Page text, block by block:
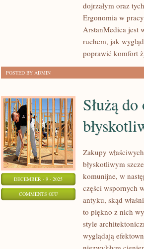
REHABILITACJA
dojrzałym oraz
Ergonomia w
ArstanMedica jest
ruchem, jak
poprawić komfort
POSTED BY ADMIN
DECEMBER - 9 - 2025
COMMENTS OFFON
Służą
Zakupy
błyskotliwym
komunijne, w
części wspornych
antyku, skąd
to piękno z nich
style
wyglądają